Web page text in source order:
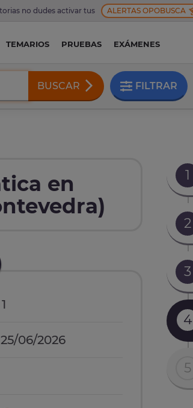
no dudes activar tus ALERTAS OPOBUSCA
TEMARIOS PRUEBAS EXÁMENES
BUSCAR FILTRAR
en
1
25/06/2026
1
2
3
4
5